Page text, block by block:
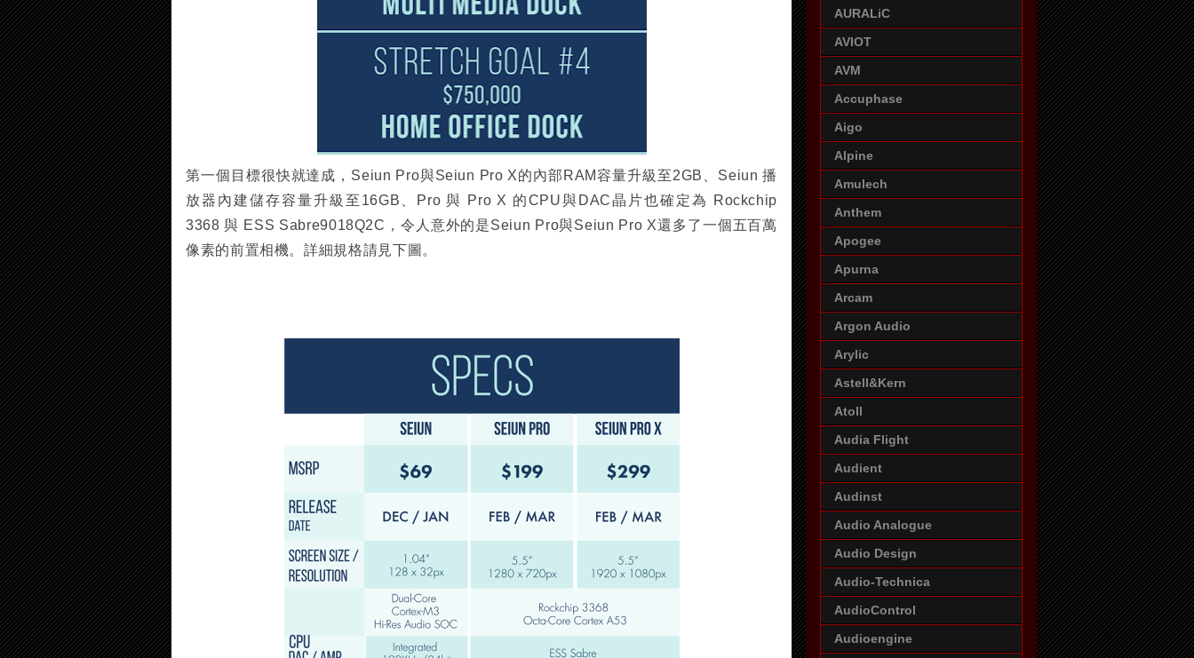
第一個目標很快就達成，Seiun Pro與Seiun Pro X的內部RAM容量升級至2GB、Seiun 播
放器內建儲存容量升級至16GB、Pro 與 Pro X 的CPU與DAC晶片也確定為 Rockchip
3368 與 ESS Sabre9018Q2C，令人意外的是Seiun Pro與Seiun Pro X還多了一個五百萬
像素的前置相機。詳細規格請見下圖。
AURALiC
AVIOT
AVM
Accuphase
Aigo
Alpine
Amulech
Anthem
Apogee
Apurna
Arcam
Argon Audio
Arylic
Astell&Kern
Atoll
Audia Flight
Audient
Audinst
Audio Analogue
Audio Design
Audio-Technica
AudioControl
Audioengine